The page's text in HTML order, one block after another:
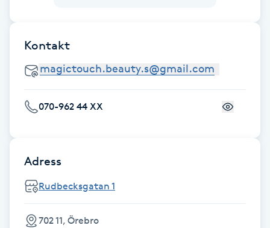
Fransförlängning Volym
Fransk manikyr
Fransrengöring
Frekvensterapi
Friskvård
Kontakt
070-962 44 XX
Adress
Rudbecksgatan 1
702 11, Örebro